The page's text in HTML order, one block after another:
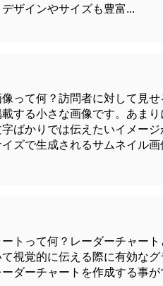
ザインやサイズも豊富...
って何？訪問者に対して見
する小さな画像です。あま
ばかりでは伝えたいイメー
ズで生成されるサムネイル画
トって何？レーダーチャー
視覚的に伝える際に有効な
ダーチャートを作成する事が